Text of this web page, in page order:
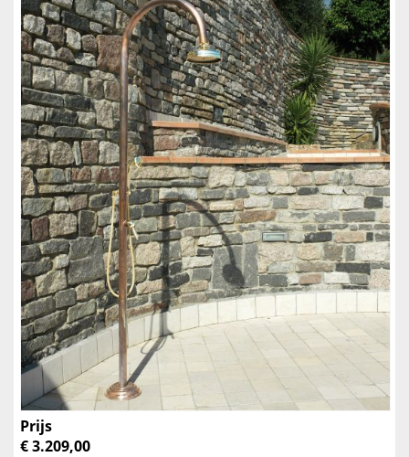
Prijs
€ 3.209,00